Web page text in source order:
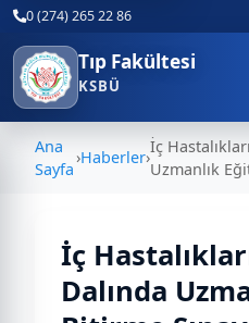
0 (274) 265 22 86
Tıp Fakültesi
KSBÜ
Ana
Sayfa
›Haberler›
İç
Uzmanlık
İç
Dalında